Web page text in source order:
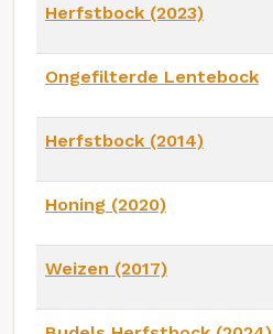
Herfstbock (2023)
Ongefilterde Lentebock
Herfstbock (2014)
Honing (2020)
Weizen (2017)